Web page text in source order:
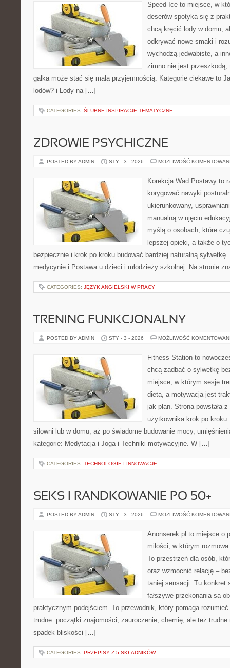
Speed-Ice to miejsce, w
deserów spotyka się z
chcą kręcić lody w domu,
odkrywać nowe smaki i
wychodzą jedwabiste, a
zimno nie jest
gałka może stać się małą przyjemnością. Kategorie ciekawe to
lodów? i Lody na […]
CATEGORIES: ŚLUBNE INSPIRACJE TEMATYCZNE
ZDROWIE PSYCHICZNE
POSTED BY ADMIN STY - 3 - 2026 MOŻLIWOŚĆ
Korekcja Wad Postawy to
korygować nawyki
ukierunkowany,
manualną w ujęciu
myślą o osobach, które
lepszej opieki, a także o
bezpiecznie i krok po kroku budować bardziej naturalną
medycynie i Postawa u dzieci i młodzieży szkolnej. Na stronie
CATEGORIES: JĘZYK ANGIELSKI W PRACY
TRENING FUNKCJONALNY
POSTED BY ADMIN STY - 3 - 2026 MOŻLIWOŚĆ
Fitness Station to
chcą zadbać o sylwetkę
miejsce, w którym sesje
dietą, a motywacja jest
jak plan. Strona powstała
użytkownika krok po
siłowni lub w domu, aż po świadome budowanie mocy,
kategorie: Medytacja i Joga i Techniki motywacyjne. W […]
CATEGORIES: TECHNOLOGIE I INNOWACJE
SEKS I RANDKOWANIE PO 50+
POSTED BY ADMIN STY - 3 - 2026 MOŻLIWOŚĆ
Anonserek.pl to miejsce o
miłości, w którym
To przestrzeń dla osób,
oraz wzmocnić relację –
taniej sensacji. Tu konkret
fałszywe przekonania są
praktycznym podejściem. To przewodnik, który pomaga
trudne: początki znajomości, zauroczenie, chemię, ale też trudne
spadek bliskości […]
CATEGORIES: PRZEPISY Z 5 SKŁADNIKÓW